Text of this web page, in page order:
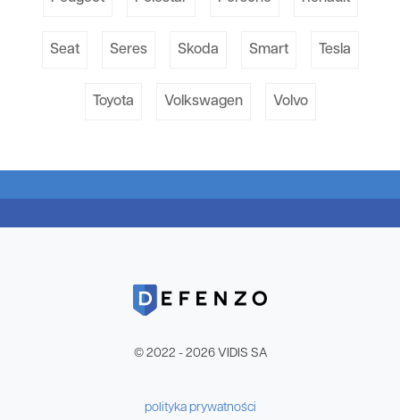
Seat Seres Skoda Smart Tesla
Toyota Volkswagen Volvo
© 2022 - 2026 VIDIS SA
polityka prywatności